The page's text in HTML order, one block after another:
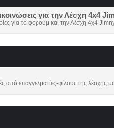
για την Λέσχη 4x4
για το φόρουμ και την Λέσχη 4χ4
από επαγγελματίες-φίλους της λέσχης